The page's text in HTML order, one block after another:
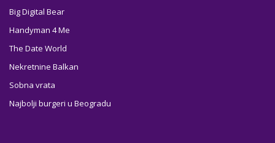
Big Digital Bear
Handyman 4 Me
The Date World
Nekretnine Balkan
Sobna vrata
Najbolji burgeri u Beogradu